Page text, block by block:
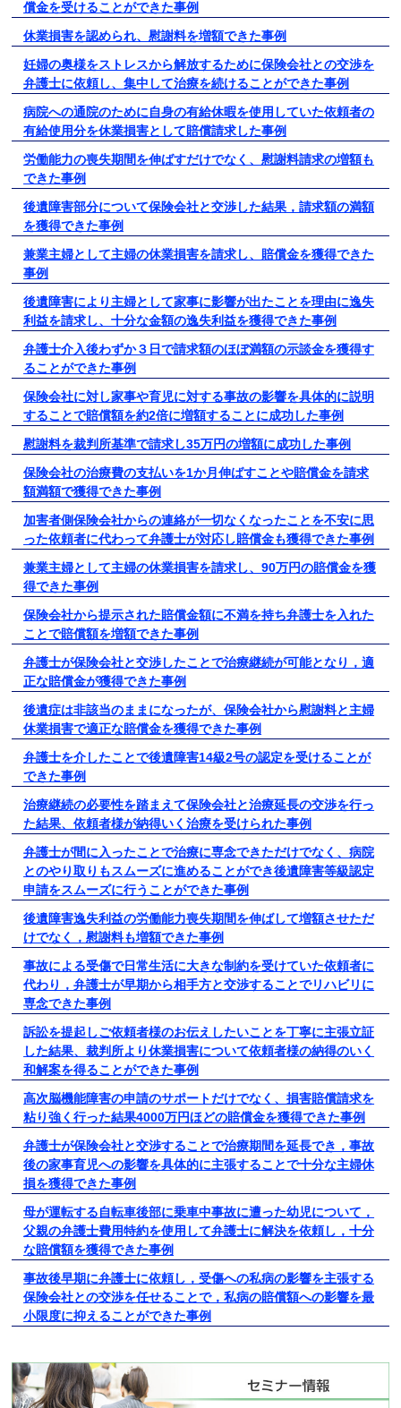
償金を受けることができた事例
休業損害を認められ、慰謝料を増額できた事例
妊婦の奥様をストレスから解放するために保険会社との交渉を
弁護士に依頼し、集中して治療を続けることができた事例
病院への通院のために自身の有給休暇を使用していた依頼者の
有給使用分を休業損害として賠償請求した事例
労働能力の喪失期間を伸ばすだけでなく、慰謝料請求の増額も
できた事例
後遺障害部分について保険会社と交渉した結果，請求額の満額
を獲得できた事例
兼業主婦として主婦の休業損害を請求し、賠償金を獲得できた
事例
後遺障害により主婦として家事に影響が出たことを理由に逸失
利益を請求し、十分な金額の逸失利益を獲得できた事例
弁護士介入後わずか３日で請求額のほぼ満額の示談金を獲得す
ることができた事例
保険会社に対し家事や育児に対する事故の影響を具体的に説明
することで賠償額を約2倍に増額することに成功した事例
慰謝料を裁判所基準で請求し35万円の増額に成功した事例
保険会社の治療費の支払いを1か月伸ばすことや賠償金を請求
額満額で獲得できた事例
加害者側保険会社からの連絡が一切なくなったことを不安に思
った依頼者に代わって弁護士が対応し賠償金も獲得できた事例
兼業主婦として主婦の休業損害を請求し、90万円の賠償金を獲
得できた事例
保険会社から提示された賠償金額に不満を持ち弁護士を入れた
ことで賠償額を増額できた事例
弁護士が保険会社と交渉したことで治療継続が可能となり，適
正な賠償金が獲得できた事例
後遺症は非該当のままになったが、保険会社から慰謝料と主婦
休業損害で適正な賠償金を獲得できた事例
弁護士を介したことで後遺障害14級2号の認定を受けることが
できた事例
治療継続の必要性を踏まえて保険会社と治療延長の交渉を行っ
た結果、依頼者様が納得いく治療を受けられた事例
弁護士が間に入ったことで治療に専念できただけでなく、病院
とのやり取りもスムーズに進めることができ後遺障害等級認定
申請をスムーズに行うことができた事例
後遺障害逸失利益の労働能力喪失期間を伸ばして増額させただ
けでなく，慰謝料も増額できた事例
事故による受傷で日常生活に大きな制約を受けていた依頼者に
代わり，弁護士が早期から相手方と交渉することでリハビリに
専念できた事例
訴訟を提起しご依頼者様のお伝えしたいことを丁寧に主張立証
した結果、裁判所より休業損害について依頼者様の納得のいく
和解案を得ることができた事例
高次脳機能障害の申請のサポートだけでなく、損害賠償請求を
粘り強く行った結果4000万円ほどの賠償金を獲得できた事例
弁護士が保険会社と交渉することで治療期間を延長でき，事故
後の家事育児への影響を具体的に主張することで十分な主婦休
損を獲得できた事例
母が運転する自転車後部に乗車中事故に遭った幼児について，
父親の弁護士費用特約を使用して弁護士に解決を依頼し，十分
な賠償額を獲得できた事例
事故後早期に弁護士に依頼し，受傷への私病の影響を主張する
保険会社との交渉を任せることで，私病の賠償額への影響を最
小限度に抑えることができた事例